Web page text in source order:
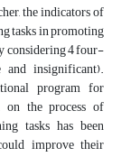
the indicators of
tasks in promoting
considering 4 four-
and insignificant).
program for
on the process of
tasks has been
improve their